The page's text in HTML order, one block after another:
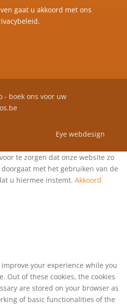
gaat u akkoord met ons
- boek ons voor uw
Eye webdesign
te zorgen dat onze website zo
met het gebruiken van de
u hiermee instemt. Akkoord
your experience while you
Out of these cookies, the cookies
are stored on your browser as
of basic functionalities of the